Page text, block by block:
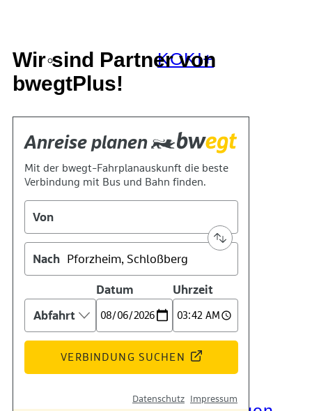
KOKI+
Kontakt
Kino
Das Team
Wir sind Partner von
bwegtPlus!